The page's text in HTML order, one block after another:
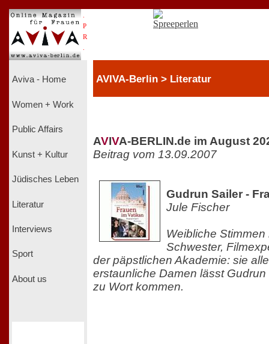
P
R
Aviva - Home
Women + Work
Public Affairs
Kunst + Kultur
Jüdisches Leben
Literatur
Interviews
Sport
About us
AVIVA-Berlin > Literatur
AVIVA-BERLIN.de im August
Beitrag vom 13.09.2007
Gudrun Sailer -
Jule Fischer
Weibliche
Schwester,
der päpstlichen Akademie: sie
erstaunliche Damen lässt
zu Wort kommen.